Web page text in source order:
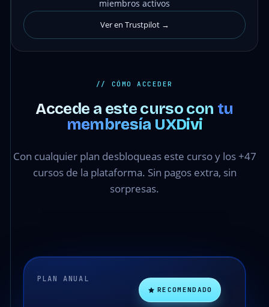
miembros activos
Ver en Trustpilot →
// CÓMO ACCEDER
Accede a este curso con tu
membresía UXDivi
Con cualquier plan desbloqueas este curso y los +47
cursos de la plataforma. Sin pagos extra, sin
sorpresas.
RECOMENDADO
PLAN ANUAL